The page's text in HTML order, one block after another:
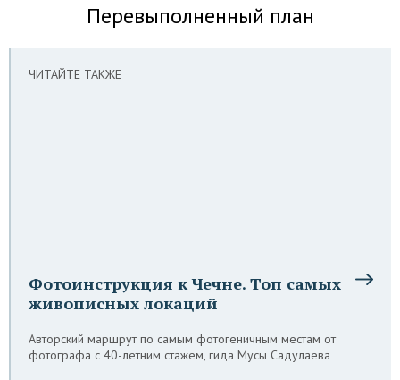
Перевыполненный план
ЧИТАЙТЕ ТАКЖЕ
Фотоинструкция к Чечне. Топ самых
живописных локаций
Авторский маршрут по самым фотогеничным местам от
фотографа с 40-летним стажем, гида Мусы Садулаева